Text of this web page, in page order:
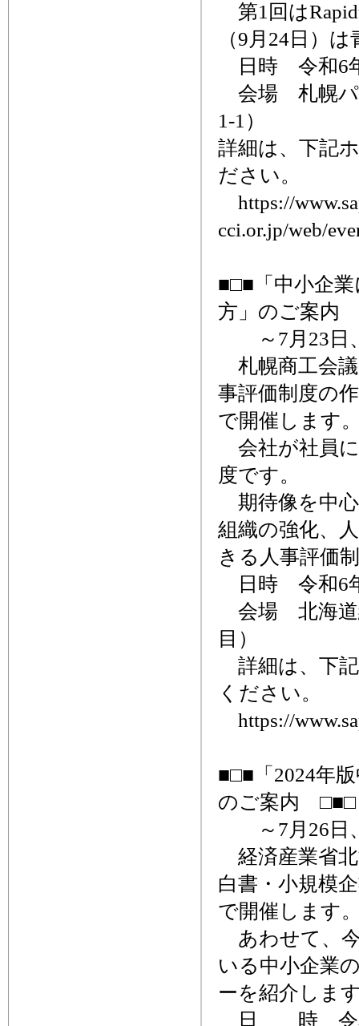
第1回は
（9月24日）
日時 令和6年
会場 札幌パ
1-1）
詳細は、下記
ださい。
https://
cci.or.jp/web/
■□■「中小企
方」のご案内
～7月23日、
札幌商工会議
事評価制度の
で開催します
会社が社員
度です。
期待像を中
組織の強化、
きる人事評価
日時 令和6年
会場 北海道
目）
詳細は、下
ください。
https://
■□■「2024年
のご案内 □■□
～7月26日
経済産業省北
白書・小規模
で開催します
あわせて、
いる中小企業
ーを紹介しま
日 時 令和6